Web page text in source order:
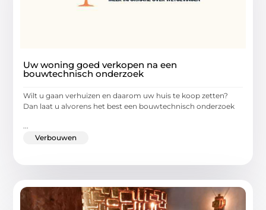
Uw woning goed verkopen na een
bouwtechnisch onderzoek
Wilt u gaan verhuizen en daarom uw huis te koop zetten?
Dan laat u alvorens het best een bouwtechnisch onderzoek
Verbouwen